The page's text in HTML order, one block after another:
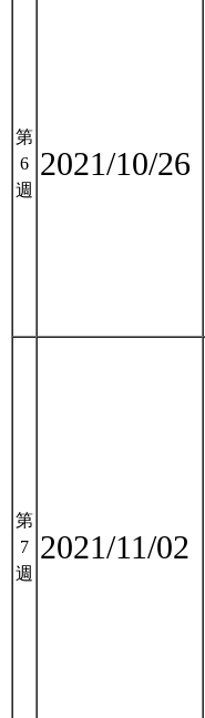
第
6
週
2021/10/26
第
7
週
2021/11/02